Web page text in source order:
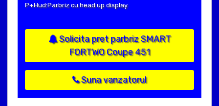
P+Hud:Parbriz cu head up display
Solicita pret parbriz SMART
FORTWO Coupe 451
Suna vanzatorul